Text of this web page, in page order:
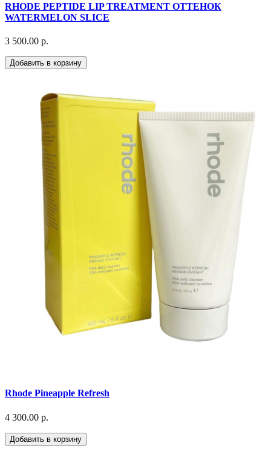
RHODE PEPTIDE LIP TREATMENT ОТТЕНОК
WATERMELON SLICE
3 500.00 р.
Добавить в корзину
Rhode Pineapple Refresh
4 300.00 р.
Добавить в корзину